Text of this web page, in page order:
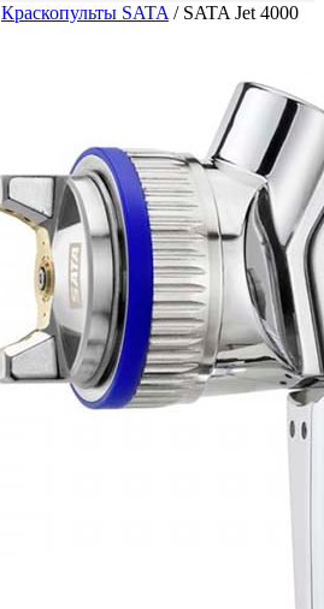
Краскопульты SATA / SATA Jet 4000